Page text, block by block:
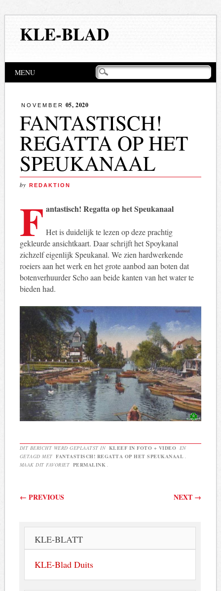
KLE-BLAD
Hoofdmenu
MENU
NOVEMBER 05, 2020
FANTASTISCH!
REGATTA OP HET
SPEUKANAAL
by REDAKTION
F antastisch! Regatta op het Speukanaal
Het is duidelijk te lezen op deze prachtig
gekleurde ansichtkaart. Daar schrijft het Spoykanal
zichzelf eigenlijk Speukanal. We zien hardwerkende
roeiers aan het werk en het grote aanbod aan boten dat
botenverhuurder Scho aan beide kanten van het water te
bieden had.
DIT BERICHT WERD GEPLAATST IN KLEEF IN FOTO + VIDEO EN
GETAGD MET FANTASTISCH! REGATTA OP HET SPEUKANAAL .
MAAK DIT FAVORIET PERMALINK .
Berichtnavigatie
← PREVIOUS NEXT →
KLE-BLATT
KLE-Blad Duits